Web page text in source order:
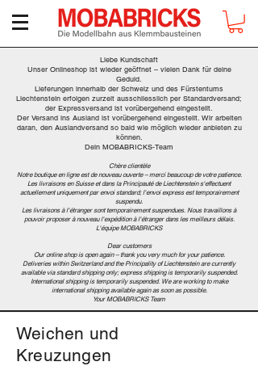
Liebe Kundschaft
Unser Onlineshop ist wieder geöffnet – vielen Dank für deine
Geduld.
Lieferungen innerhalb der Schweiz und des Fürstentums
Liechtenstein erfolgen zurzeit ausschliesslich per Standardversand;
der Expressversand ist vorübergehend eingestellt.
Der Versand ins Ausland ist vorübergehend eingestellt. Wir arbeiten
daran, den Auslandversand so bald wie möglich wieder anbieten zu
können.
Dein MOBABRICKS-Team
Chère clientèle
Notre boutique en ligne est de nouveau ouverte – merci beaucoup de votre patience.
Les livraisons en Suisse et dans la Principauté de Liechtenstein s'effectuent
actuellement uniquement par envoi standard; l'envoi express est temporairement
suspendu.
Les livraisons à l'étranger sont temporairement suspendues. Nous travaillons à
pouvoir proposer à nouveau l'expédition à l'étranger dans les meilleurs délais.
L'équipe MOBABRICKS
Dear customers
Our online shop is open again – thank you very much for your patience.
Deliveries within Switzerland and the Principality of Liechtenstein are currently
available via standard shipping only; express shipping is temporarily suspended.
International shipping is temporarily suspended. We are working to make
international shipping available again as soon as possible.
Your MOBABRICKS Team
Weichen und
Kreuzungen